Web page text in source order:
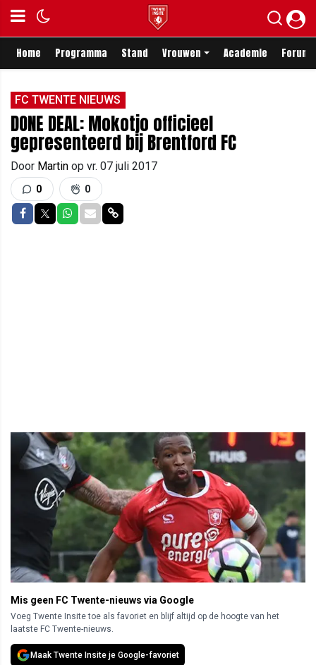
Home Programma Stand Vrouwen Academie Forum
FC TWENTE NIEUWS
DONE DEAL: Mokotjo officieel
gepresenteerd bij Brentford FC
Door Martin op vr. 07 juli 2017
0 0
Delen op Facebook
Delen op Twitter
Delen op Whatsapp
Delen via Mail
Delen via link
Mis geen FC Twente-nieuws via Google
Voeg Twente Insite toe als favoriet en blijf altijd op de hoogte van het
laatste FC Twente-nieuws.
Maak Twente Insite je Google-favoriet